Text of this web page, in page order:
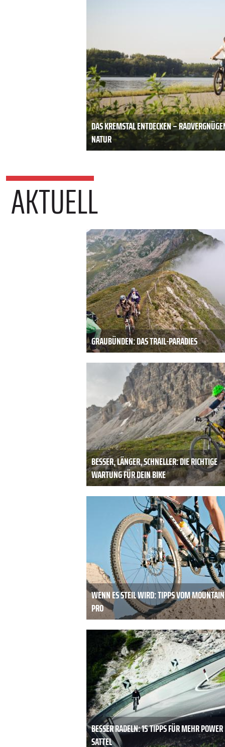
DAS KREMSTAL ENTDECKEN –
NATUR
AKTUELL
GRAUBÜNDEN: DAS TRAIL-PARADIES
BESSER, LÄNGER, SCHNELLER: DIE RICHTIGE
WARTUNG FÜR DEIN BIKE
WENN ES STEIL WIRD: TIPPS VOM
PRO
BESSER RADELN: 15 TIPPS FÜR MEHR
SATTEL